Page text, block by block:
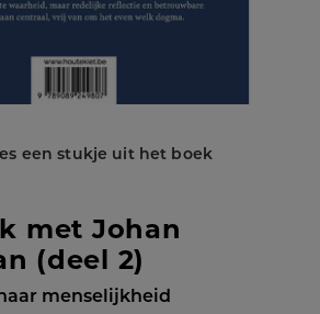
een stukje uit het boek
met Johan
(deel 2)
menselijkheid